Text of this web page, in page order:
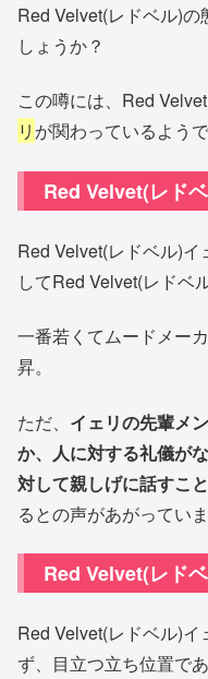
Red Velvet(レドベル)
しょうか？
この噂には、Red
リ が関わっているようで
Red Velvet(レド
Red Velvet(レドベル)
してRed Velvet(レドベ
一番若くてムードメー
昇。
ただ、 イェリの先輩メ
か、人に対する礼儀が
対して親しげに話すこ
るとの声があがっていま
Red Velvet(レド
Red Velvet(レドベル)
ず、目立つ立ち位置で